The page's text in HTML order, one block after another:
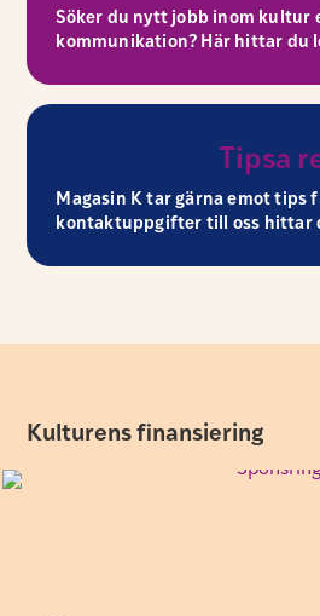
Söker du nytt jobb inom kultur
kommunikation? Här hittar du
Tipsa
Magasin K tar gärna emot tips
kontaktuppgifter till oss hittar
Kulturens finansiering